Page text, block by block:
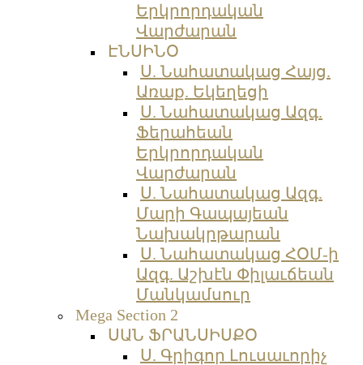
Երկրորդական
Վարժարան
ԷՆՍԻՆՕ
Ս. Նահատակաց Հայց.
Առաք. Եկեղեցի
Ս. Նահատակաց Ազգ.
Ֆերահեան
Երկրորդական
Վարժարան
Ս. Նահատակաց Ազգ.
Մարի Գապայեան
Նախակրթարան
Ս. Նահատակաց ՀՕՄ-ի
Ազգ. Աշխէն Փիլաւճեան
Մանկամսուր
Mega Section 2
ՍԱՆ ՖՐԱՆՍԻՍՔՕ
Ս. Գրիգոր Լուսաւորիչ